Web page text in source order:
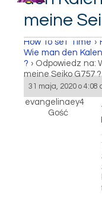
meine
How to set Time ›
Wie man den
? › Odpowiedz na:
meine Seiko G757 ?
31 maja, 2020 o 4:08
evangelinaey4
Gość